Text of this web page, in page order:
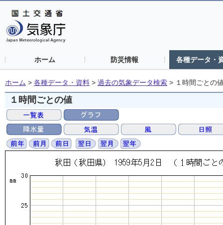
ホーム 防災情報 各種データ・
ホーム > 各種データ・資料 > 過去の気象データ検索 > １時間ごとの
１時間ごとの値